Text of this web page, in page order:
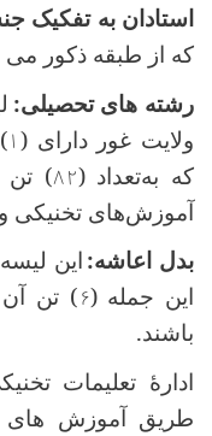
استادان به تفکیک
که از طبقه ذکور می
رشته های تحصیلی:
ولایت غور دارای (۱
که به‌تعداد (۸۲) تن
آموزش‌های‌ تخنیکی
بدل اعاشه: این
این جمله (۶) تن
باشند.
ادارۀ تعلیمات
طریق آموزش